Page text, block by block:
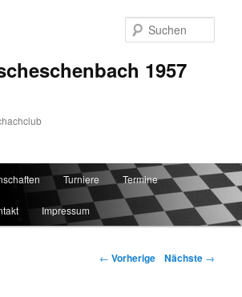
1957
Inhalt wechselnTurniere Termine
Impressum
Artikelnavigation
← Vorherige Nächste →